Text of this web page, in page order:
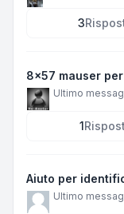
3
8x57 mauser
Ultimo
1
Aiuto per
Ultimo